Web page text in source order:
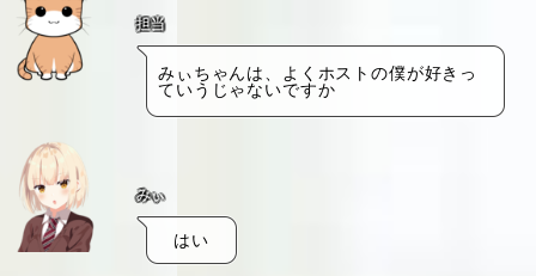
担当
みぃちゃんは、よくホストの僕が好きっ
ていうじゃないですか
みぃ
はい